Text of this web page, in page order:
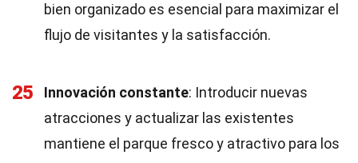
bien organizado es esencial para maximizar el
flujo de visitantes y la satisfacción.
25 Innovación constante: Introducir nuevas
atracciones y actualizar las existentes
mantiene el parque fresco y atractivo para los